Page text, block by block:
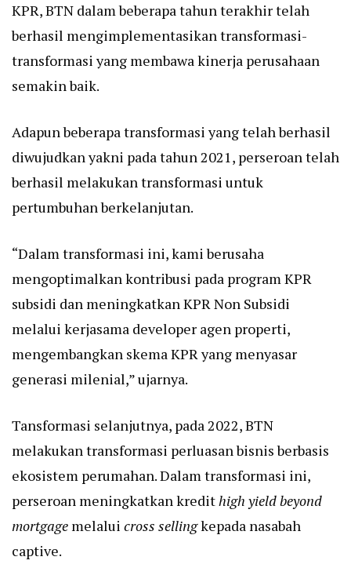
KPR, BTN dalam beberapa tahun terakhir telah
berhasil mengimplementasikan transformasi-
transformasi yang membawa kinerja perusahaan
semakin baik.
Adapun beberapa transformasi yang telah berhasil
diwujudkan yakni pada tahun 2021, perseroan telah
berhasil melakukan transformasi untuk
pertumbuhan berkelanjutan.
“Dalam transformasi ini, kami berusaha
mengoptimalkan kontribusi pada program KPR
subsidi dan meningkatkan KPR Non Subsidi
melalui kerjasama developer agen properti,
mengembangkan skema KPR yang menyasar
generasi milenial,” ujarnya.
Tansformasi selanjutnya, pada 2022, BTN
melakukan transformasi perluasan bisnis berbasis
ekosistem perumahan. Dalam transformasi ini,
perseroan meningkatkan kredithigh yield beyond
mortgage melalui cross sellingkepada nasabah
captive.